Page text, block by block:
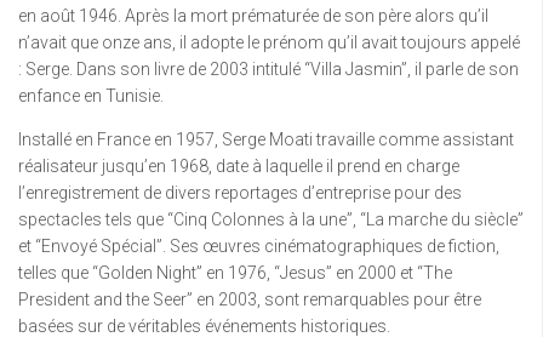
en août 1946. Après la mort prématurée de son père alors qu’il
n’avait que onze ans, il adopte le prénom qu’il avait toujours appelé
: Serge. Dans son livre de 2003 intitulé “Villa Jasmin”, il parle de son
enfance en Tunisie.
Installé en France en 1957, Serge Moati travaille comme assistant
réalisateur jusqu’en 1968, date à laquelle il prend en charge
l’enregistrement de divers reportages d’entreprise pour des
spectacles tels que “Cinq Colonnes à la une”, “La marche du siècle”
et “Envoyé Spécial”. Ses œuvres cinématographiques de fiction,
telles que “Golden Night” en 1976, “Jesus” en 2000 et “The
President and the Seer” en 2003, sont remarquables pour être
basées sur de véritables événements historiques.